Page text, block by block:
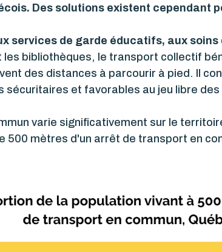
Des solutions existent cependant
services de garde éducatifs, aux
bibliothèques, le transport collectif
des distances à parcourir à pied. Il
sécuritaires et favorables au jeu libre
varie significativement sur le
500 mètres d'un arrêt de transport en